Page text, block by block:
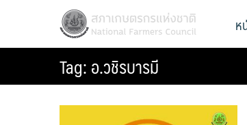
สภาเกษตรกรแห่งชาติ
National Farmers Council ห
Tag:อ.วชิรบารมี